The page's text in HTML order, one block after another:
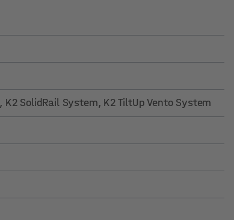
, K2 SolidRail System, K2 TiltUp Vento System